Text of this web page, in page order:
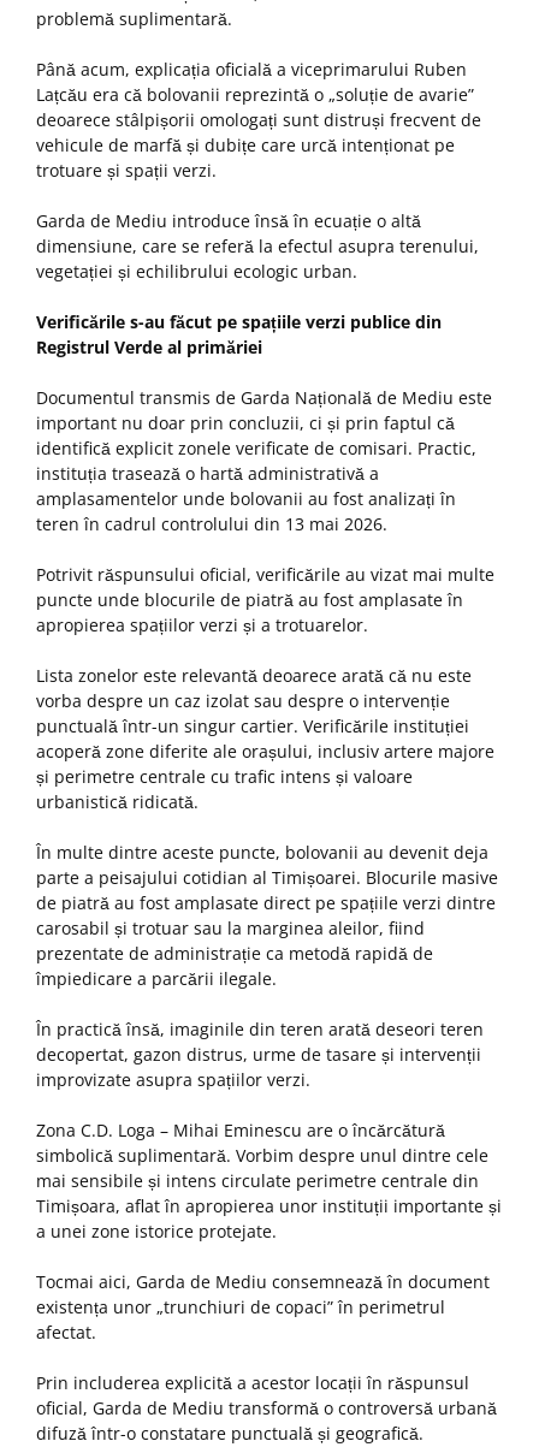
problemă suplimentară.
Până acum, explicația oficială a viceprimarului Ruben
Lațcău era că bolovanii reprezintă o „soluție de avarie”
deoarece stâlpișorii omologați sunt distruși frecvent de
vehicule de marfă și dubițe care urcă intenționat pe
trotuare și spații verzi.
Garda de Mediu introduce însă în ecuație o altă
dimensiune, care se referă la efectul asupra terenului,
vegetației și echilibrului ecologic urban.
Verificările s-au făcut pe spațiile verzi publice din
Registrul Verde al primăriei
Documentul transmis de Garda Națională de Mediu este
important nu doar prin concluzii, ci și prin faptul că
identifică explicit zonele verificate de comisari. Practic,
instituția trasează o hartă administrativă a
amplasamentelor unde bolovanii au fost analizați în
teren în cadrul controlului din 13 mai 2026.
Potrivit răspunsului oficial, verificările au vizat mai multe
puncte unde blocurile de piatră au fost amplasate în
apropierea spațiilor verzi și a trotuarelor.
Lista zonelor este relevantă deoarece arată că nu este
vorba despre un caz izolat sau despre o intervenție
punctuală într-un singur cartier. Verificările instituției
acoperă zone diferite ale orașului, inclusiv artere majore
și perimetre centrale cu trafic intens și valoare
urbanistică ridicată.
În multe dintre aceste puncte, bolovanii au devenit deja
parte a peisajului cotidian al Timișoarei. Blocurile masive
de piatră au fost amplasate direct pe spațiile verzi dintre
carosabil și trotuar sau la marginea aleilor, fiind
prezentate de administrație ca metodă rapidă de
împiedicare a parcării ilegale.
În practică însă, imaginile din teren arată deseori teren
decopertat, gazon distrus, urme de tasare și intervenții
improvizate asupra spațiilor verzi.
Zona C.D. Loga – Mihai Eminescu are o încărcătură
simbolică suplimentară. Vorbim despre unul dintre cele
mai sensibile și intens circulate perimetre centrale din
Timișoara, aflat în apropierea unor instituții importante și
a unei zone istorice protejate.
Tocmai aici, Garda de Mediu consemnează în document
existența unor „trunchiuri de copaci” în perimetrul
afectat.
Prin includerea explicită a acestor locații în răspunsul
oficial, Garda de Mediu transformă o controversă urbană
difuză într-o constatare punctuală și geografică.